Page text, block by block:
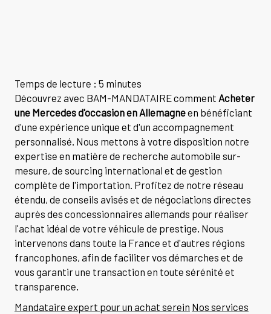
Temps de lecture : 5 minutes
Découvrez avec BAM-MANDATAIRE comment Acheter
une Mercedes d'occasion en Allemagneen bénéficiant
d'une expérience unique et d'un accompagnement
personnalisé. Nous mettons à votre disposition notre
expertise en matière de recherche automobile sur-
mesure, de sourcing international et de gestion
complète de l'importation. Profitez de notre réseau
étendu, de conseils avisés et de négociations directes
auprès des concessionnaires allemands pour réaliser
l'achat idéal de votre véhicule de prestige. Nous
intervenons dans toute la France et d'autres régions
francophones, afin de faciliter vos démarches et de
vous garantir une transaction en toute sérénité et
transparence.
Mandataire expert pour un achat serein Nos services